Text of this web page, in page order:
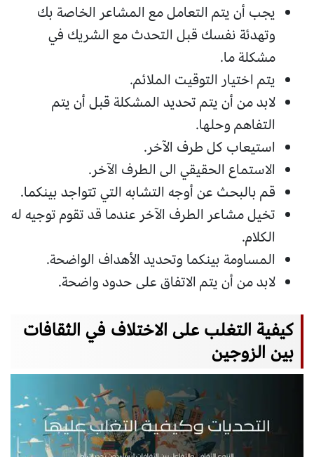
يجب أن يتم التعامل مع المشاعر الخاصة بك
وتهدئة نفسك قبل التحدث مع الشريك في
مشكلة ما.
يتم اختيار التوقيت الملائم.
لابد من أن يتم تحديد المشكلة قبل أن يتم
التفاهم وحلها.
استيعاب كل طرف الآخر.
الاستماع الحقيقي الى الطرف الآخر.
قم بالبحث عن أوجه التشابه التي تتواجد بينكما.
تخيل مشاعر الطرف الآخر عندما قد تقوم توجيه له
الكلام.
المساومة بينكما وتحديد الأهداف الواضحة.
لابد من أن يتم الاتفاق على حدود واضحة.
كيفية التغلب على الاختلاف في الثقافات
بين الزوجين